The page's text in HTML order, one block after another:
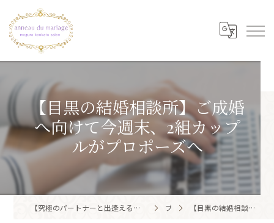
【目黒の結婚相談所】ご成婚
へ向けて今週末、2組カップ
ルがプロポーズへ
【究極のパートナーと出逢える結婚相談所】目黒区・品川区で結婚相談所ならアノー・ド・マリアージュ 目黒婚活サロン ブログ 【目黒の結婚相談所】ご成婚へ向けて今週末、2組カップルがプロポーズへ